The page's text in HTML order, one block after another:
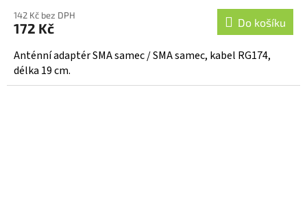
142 Kč bez DPH
172 Kč Do košíku
Anténní adaptér SMA samec / SMA samec, kabel RG174,
délka 19 cm.